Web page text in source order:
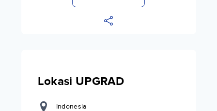
Lokasi UPGRAD
Indonesia